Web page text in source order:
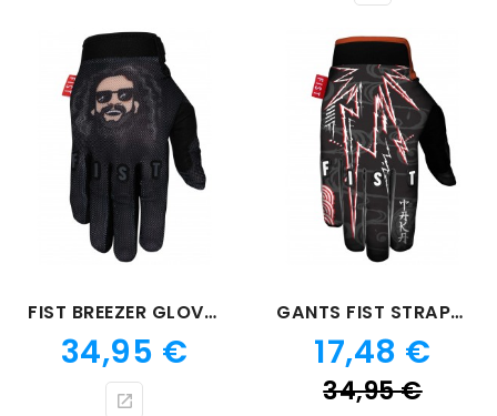
FIST BREEZER GLOVE GYPSY
Prix
34,95 €
GANTS FIST STRAPPED TAKA STORM
Prix
17,48 €
34,95 €Prix